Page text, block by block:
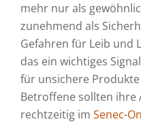
mehr nur als
zunehmend als
Gefahren für Leib und
das ein wichtiges
für unsichere
Betroffene sollten ihre
rechtzeitig im Senec-